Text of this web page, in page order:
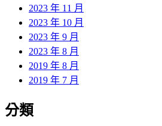
2023 年 11 月
2023 年 10 月
2023 年 9 月
2023 年 8 月
2019 年 8 月
2019 年 7 月
分類